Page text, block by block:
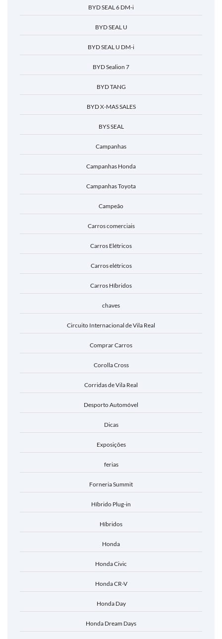
BYD SEAL 6 DM-i
BYD SEAL U
BYD SEAL U DM-i
BYD Sealion 7
BYD TANG
BYD X-MAS SALES
BYS SEAL
Campanhas
Campanhas Honda
Campanhas Toyota
Campeão
Carros comerciais
Carros Elétricos
Carros elétricos
Carros Híbridos
chaves
Circuito Internacional de Vila Real
Comprar Carros
Corolla Cross
Corridas de Vila Real
Desporto Automóvel
Dicas
Exposições
ferias
Forneria Summit
Híbrido Plug-in
Híbridos
Honda
Honda Civic
Honda CR-V
Honda Day
Honda Dream Days